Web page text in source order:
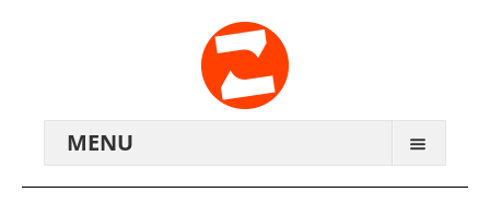
MENU
ARCHIV